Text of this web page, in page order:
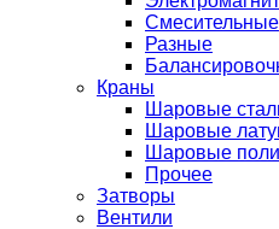
Смесительные
Разные
Краны
Шаровые
Шаровые
Шаровые
Прочее
Затворы
Вентили